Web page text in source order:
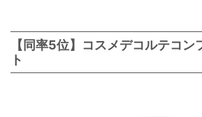
【同率5位】コスメデコルテコン
ト